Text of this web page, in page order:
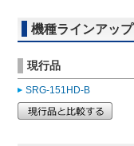
機種ラインアップ
現行品
SRG-151HD-B